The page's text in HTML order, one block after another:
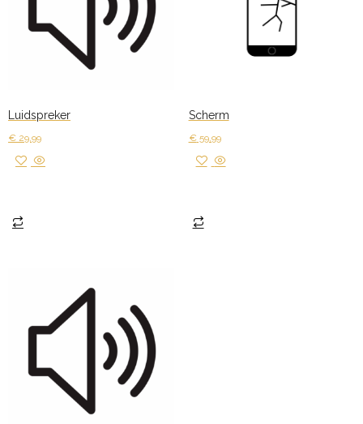
Luidspreker
€ 29,99
Scherm
€59,99